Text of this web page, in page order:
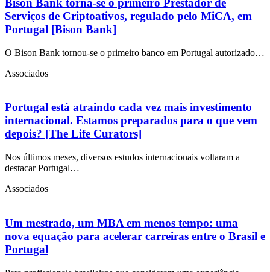
Bison Bank torna-se o primeiro Prestador de
Serviços de Criptoativos, regulado pelo MiCA, em
Portugal [Bison Bank]
O Bison Bank tornou-se o primeiro banco em Portugal autorizado…
Associados
Portugal está atraindo cada vez mais investimento
internacional. Estamos preparados para o que vem
depois? [The Life Curators]
Nos últimos meses, diversos estudos internacionais voltaram a
destacar Portugal…
Associados
Um mestrado, um MBA em menos tempo: uma
nova equação para acelerar carreiras entre o Brasil e
Portugal